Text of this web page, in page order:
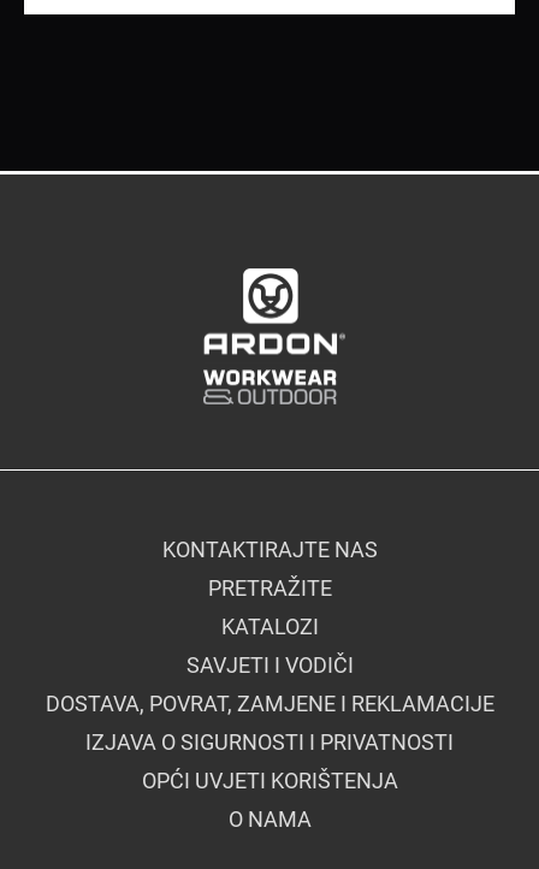
KONTAKTIRAJTE NAS
PRETRAŽITE
KATALOZI
SAVJETI I VODIČI
DOSTAVA, POVRAT, ZAMJENE I REKLAMACIJE
IZJAVA O SIGURNOSTI I PRIVATNOSTI
OPĆI UVJETI KORIŠTENJA
O NAMA